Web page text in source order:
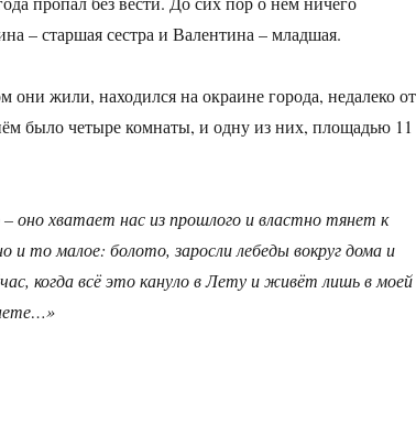
– старшая сестра и Валентина – младшая.
жили, находился на окраине города, недалеко от
было четыре комнаты, и одну из них, площадью 11
оно хватает нас из прошлого и властно тянет к
то малое: болото, заросли лебеды вокруг дома и
когда всё это кануло в Лету и живёт лишь в моей